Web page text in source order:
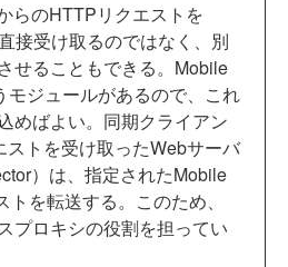
らのHTTPリクエストを
接受け取るのではなく、別
せることもできる。Mobile
モジュールがあるので、これ
めばよい。同期クライアン
ストを受け取ったWebサーバ
）は、指定されたMobile
を転送する。このため、
プロキシの役割を担ってい